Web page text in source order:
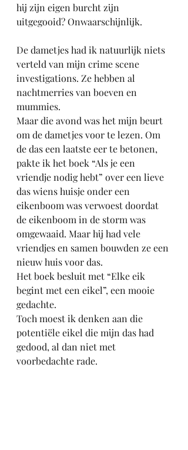
hij zijn eigen burcht zijn
uitgegooid? Onwaarschijnlijk.
De dametjes had ik natuurlijk niets
verteld van mijn crime scene
investigations. Ze hebben al
nachtmerries van boeven en
mummies.
Maar die avond was het mijn beurt
om de dametjes voor te lezen. Om
de das een laatste eer te betonen,
pakte ik het boek “Als je een
vriendje nodig hebt” over een lieve
das wiens huisje onder een
eikenboom was verwoest doordat
de eikenboom in de storm was
omgewaaid. Maar hij had vele
vriendjes en samen bouwden ze een
nieuw huis voor das.
Het boek besluit met “Elke eik
begint met een eikel”, een mooie
gedachte.
Toch moest ik denken aan die
potentiële eikel die mijn das had
gedood, al dan niet met
voorbedachte rade.